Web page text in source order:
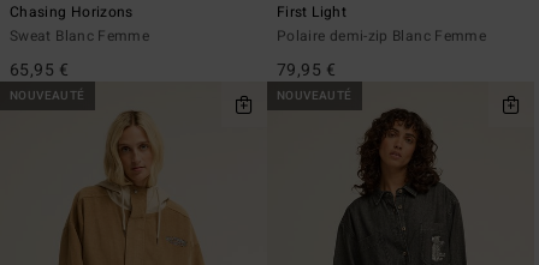
Chasing Horizons
Sweat Blanc Femme
65,95 €
First Light
Polaire demi-zip Blanc Femme
79,95 €
NOUVEAUTÉ NOUVEAUTÉ